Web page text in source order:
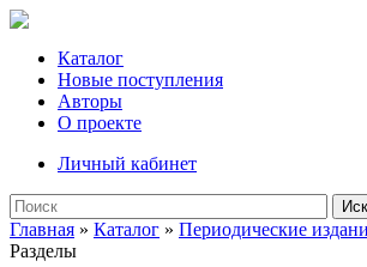
Каталог
Новые поступления
Авторы
О проекте
Личный кабинет
Главная » Каталог » Периодические
Разделы